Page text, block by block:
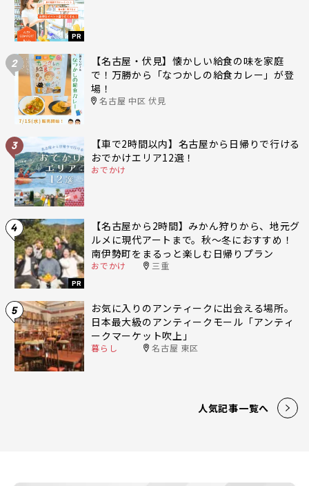
PR
2
【名古屋・伏見】懐かしい給食の味を家庭
で！万勝から「なつかしの給食カレー」が登
場！
名古屋 中区 伏見
3
【車で2時間以内】名古屋から日帰りで行ける
おでかけエリア12選！
おでかけ
4
PR
【名古屋から2時間】みかん狩りから、地元グ
ルメに現代アートまで。秋〜冬におすすめ！
南伊勢町をまるっと楽しむ日帰りプラン
おでかけ 三重
5
お気に入りのアンティークに出会える場所。
日本最大級のアンティークモール「アンティ
ークマーケット吹上」
暮らし 名古屋 東区
人気記事一覧へ